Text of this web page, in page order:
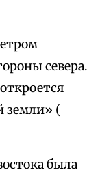
севера.
земли» (
была